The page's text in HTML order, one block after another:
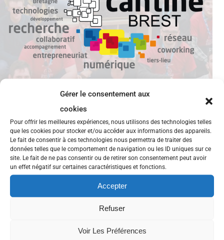
Gérer le consentement aux
cookies
Pour offrir les meilleures expériences, nous utilisons des technologies telles
que les cookies pour stocker et/ou accéder aux informations des appareils.
Le fait de consentir à ces technologies nous permettra de traiter des
données telles que le comportement de navigation ou les ID uniques sur ce
site. Le fait de ne pas consentir ou de retirer son consentement peut avoir
un effet négatif sur certaines caractéristiques et fonctions.
Accepter
Refuser
Voir Les Préférences
Retour sur… la conférence OpenStack
Introdution à OpenStack Gauvain Pocentek, expert
Linux et OpenStack chez Objectif Libre. Avec plus de
1000 personnes formées depuis son arrivée début
2010, Gauvain est un des piliers d’Objectif Libre. C’est